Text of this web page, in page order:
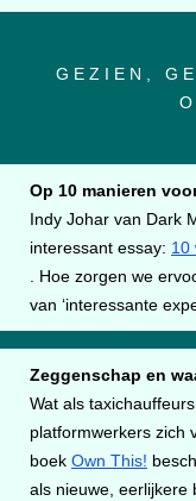
GEZIEN,
Op 10 manieren
Indy Johar van Dark
interessant essay: 10
. Hoe zorgen we
van ‘interessante
Zeggenschap en
Wat als
platformwerkers zich
boek Own This!
als nieuwe, eerlijkere